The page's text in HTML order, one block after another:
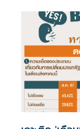
สิงหาคม กับรายการ
แชมเปี้ยนชิพ ซุปเป
17 สิงหาคม กับราย
รายการ THAI FIGHT
เร้าใจห้ามพลาด ซึ่